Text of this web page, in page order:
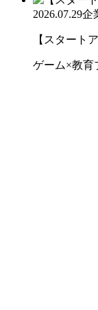
2026.07.29企
【スタート
ゲーム×教育